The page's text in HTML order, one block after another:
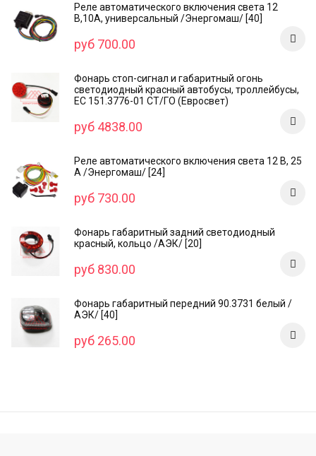
Реле автоматического включения света 12
В,10А, универсальный /Энергомаш/ [40]
руб 700.00
Фонарь стоп-сигнал и габаритный огонь
светодиодный красный автобусы, троллейбусы,
ЕС 151.3776-01 СТ/ГО (Евросвет)
руб 4838.00
Реле автоматического включения света 12 В, 25
А /Энергомаш/ [24]
руб 730.00
Фонарь габаритный задний светодиодный
красный, кольцо /AЭК/ [20]
руб 830.00
Фонарь габаритный передний 90.3731 белый /
АЭК/ [40]
руб 265.00